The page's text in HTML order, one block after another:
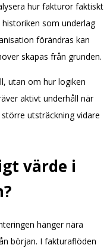
hur fakturor faktiskt
som underlag
förändras kan
skapas från grunden.
utan om hur logiken
aktivt underhåll när
utsträckning vidare
värde i
hänger nära
början. I fakturaflöden